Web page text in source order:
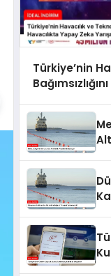
Türkiye’nin